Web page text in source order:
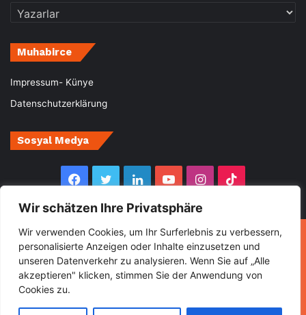
Wir schätzen Ihre Privatsphäre
Wir verwenden Cookies, um Ihr Surferlebnis zu verbessern,
personalisierte Anzeigen oder Inhalte einzusetzen und
unseren Datenverkehr zu analysieren. Wenn Sie auf „Alle
akzeptieren" klicken, stimmen Sie der Anwendung von
Cookies zu.
Kategoriler
Muhabirce
Impressum- Künye
Datenschutzerklärung
Sosyal Medya
Facebook
TwitterLinkedInYouTubeInstagram
© Copyright 2026, All Rights Reserved Muhabirce
Ana Sayfa
Haberler Ekonomi
Gurbette Bir Ömür